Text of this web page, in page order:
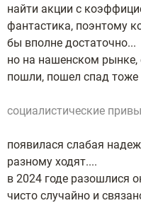
найти акции с
фантастика, поэнтому
бы вполне достаточно...
но на нашенском
пошли, пошел спад тоже
социалистические
появилася слабая
разному ходят....
в 2024 годе разошлися
чисто случайно и